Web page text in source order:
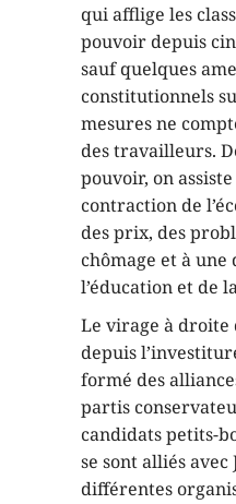
qui afflige les
pouvoir depuis
sauf quelques
constitutionnels
mesures ne
des travailleurs.
pouvoir, on
contraction de
des prix, des
chômage et à
l’éducation et de
Le virage à droite
depuis
formé des
partis
candidats petits-
se sont alliés
différentes